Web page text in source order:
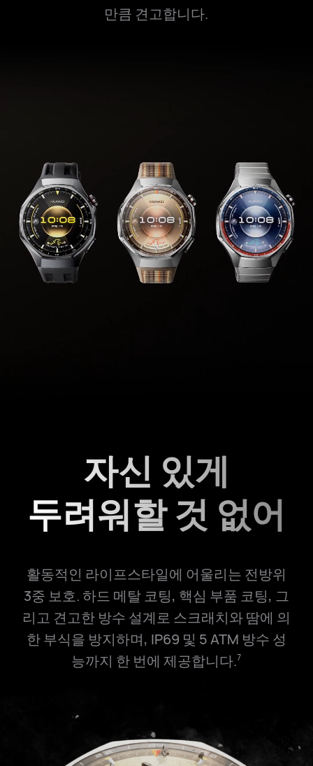
만큼 견고합니다.
자신 있게
두려워할 것 없어
활동적인 라이프스타일에 어울리는 전방위
3중 보호. 하드 메탈 코팅, 핵심 부품 코팅, 그
리고 견고한 방수 설계로 스크래치와 땀에 의
한 부식을 방지하며, IP69 및 5 ATM 방수 성
능까지 한 번에 제공합니다.7